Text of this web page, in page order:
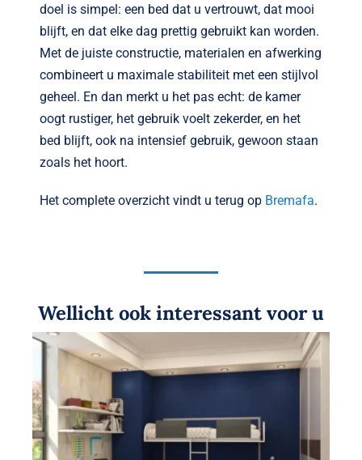
doel is simpel: een bed dat u vertrouwt, dat mooi
blijft, en dat elke dag prettig gebruikt kan worden.
Met de juiste constructie, materialen en afwerking
combineert u maximale stabiliteit met een stijlvol
geheel. En dan merkt u het pas echt: de kamer
oogt rustiger, het gebruik voelt zekerder, en het
bed blijft, ook na intensief gebruik, gewoon staan
zoals het hoort.
Het complete overzicht vindt u terug op Bremafa.
Wellicht ook interessant voor u